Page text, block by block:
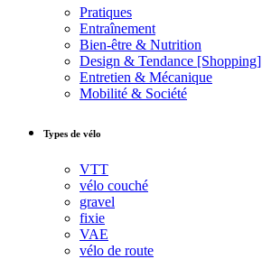
Pratiques
Entraînement
Bien-être & Nutrition
Design & Tendance [Shopping]
Entretien & Mécanique
Mobilité & Société
Types de vélo
VTT
vélo couché
gravel
fixie
VAE
vélo de route